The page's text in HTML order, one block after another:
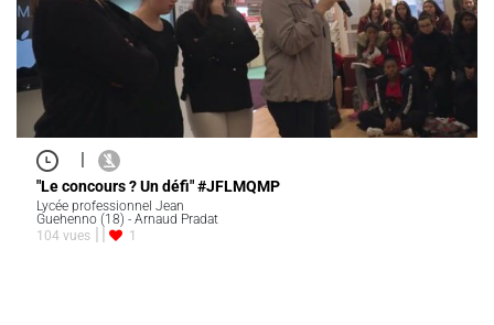
|
"Le concours ? Un défi" #JFLMQMP
Lycée professionnel Jean
Guehenno (18) - Arnaud Pradat
104 vues
1